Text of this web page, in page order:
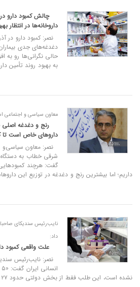
چالش کمبود دارو
داروخانه‌ها در انتظار
نصر: کمبود دارو در
دغدغه‌های جدی
حالی نگرانی‌ها رو
به بهبود روند تأمین
معاون سیاسی‌ و اجتماعی
رنج و دغدغه اصلی
داروهای خاص است تا
نصر: معاون سیاسی‌‌و
شرقی خطاب به
گفت: هرچند
داریم؛ اما بیشترین رنج و دغدغه در توزیع این
نایب‌رئیس سندیکای
داد:
علت واقعی کمبود
نصر: نایب‌رئیس
نشده است، این طلب فقط از بخش دولتی حدود ۲۷ همت است.»